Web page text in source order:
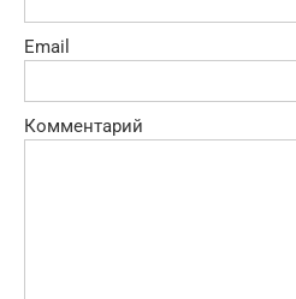
Email
Комментарий